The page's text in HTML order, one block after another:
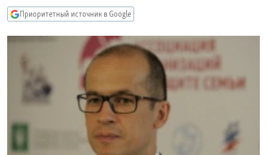
Вернутся
КАВКАЗ.РЕАЛИИ
СИБИРЬ.РЕАЛИИ
РАСПИСАНИЕ ВЕЩАНИЯ
ПОДПИШИТЕСЬ НА РАССЫЛКУ
СОЦИАЛЬНЫЕ СЕТИ
Приоритетный источник в Google